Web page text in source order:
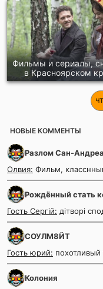
Фильмы и сериалы,
в Красноярском
НОВЫЕ КОММЕНТЫ
Разлом Сан-
Олвия: Фильм,
Рождённый стать
Гость Сергій: дітворі
СОУЛМ8ЙТ
Гость юрий:
Колония